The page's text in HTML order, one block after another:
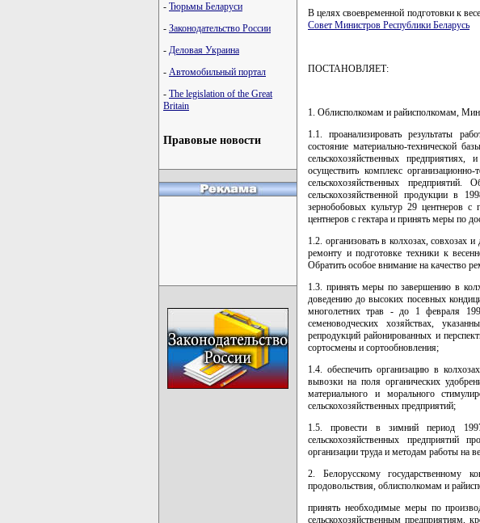
- Тюрьмы Беларуси
- Законодательство России
- Деловая Украина
- Автомобильный портал
- The legislation of the Great
Britain
Правовые новости
В целях своевременной подготовки к
Совет Министров Республики Беларусь
ПОСТАНОВЛЯЕТ:
1. Облисполкомам и райисполкомам,
1.1. проанализировать результаты
состояние материально-технической
сельскохозяйственных
осуществить комплекс
сельскохозяйственных предприятий.
сельскохозяйственной продукции в
зернобобовых культур 29 центнеров с
центнеров с гектара и принять меры по
1.2. организовать в колхозах, совхозах
ремонту и подготовке техники к
Обратить особое внимание на качество
1.3. принять меры по завершению в
доведению до высоких посевных
многолетних трав - до 1 февраля
семеноводческих хозяйствах,
репродукций районированных и
сортосмены и сортообновления;
1.4. обеспечить организацию в
вывозки на поля органических
материального и морального
сельскохозяйственных предприятий;
1.5. провести в зимний период
сельскохозяйственных предприятий
организации труда и методам работы на
2. Белорусскому государственному
продовольствия, облисполкомам и
принять необходимые меры по
сельскохозяйственным предприятиям,